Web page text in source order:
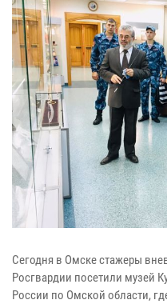
Сегодня в Омске стажеры
Росгвардии посетили музей
России по Омской области,